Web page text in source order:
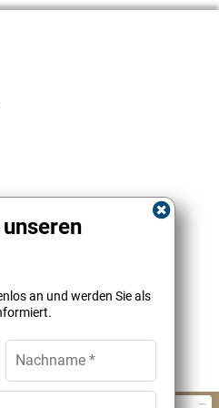
Immobilienmakler IHK
an und werden Sie als
CGI Immobilien
100%
SEHR GUT
4,90 / 5,00